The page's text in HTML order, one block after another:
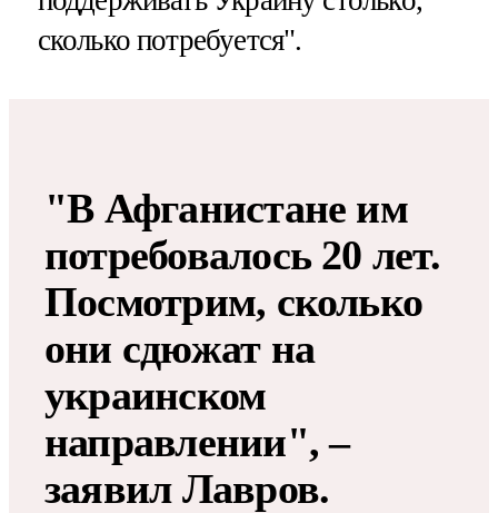
сколько потребуется".
"В Афганистане им
потребовалось 20 лет.
Посмотрим, сколько
они сдюжат на
украинском
направлении", –
заявил Лавров.